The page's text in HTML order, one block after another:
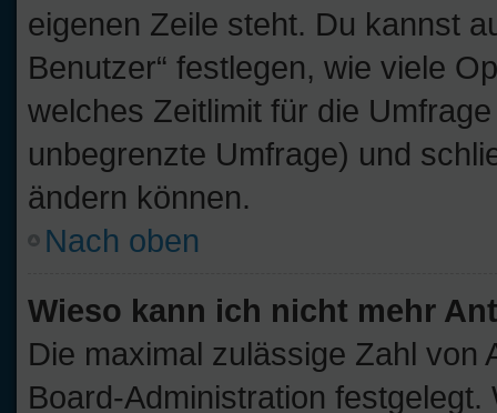
eigenen Zeile steht. Du kannst
Benutzer“ festlegen, wie viele
welches Zeitlimit für die
unbegrenzte Umfrage) und
ändern können.
Nach oben
Wieso kann ich nicht mehr
Die maximal zulässige Zahl von
Board-Administration